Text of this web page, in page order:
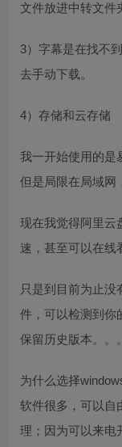
文件放进中转文件
3）字幕是在找不
去手动下载。
4）存储和云存储
我一开始使用的是
但是局限在局域网
现在我觉得阿里云
速，甚至可以在线
只是到目前为止没
件，可以检测到你
保留历史版本。。。
为什么选择
软件很多，可以自
理；因为可以来电